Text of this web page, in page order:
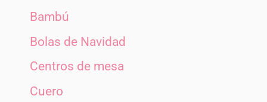
Bambú
Bolas de Navidad
Centros de mesa
Cuero